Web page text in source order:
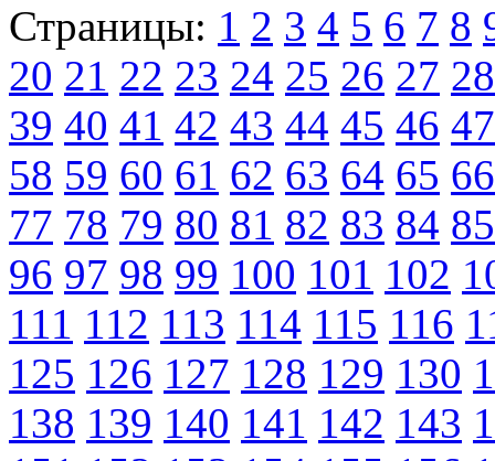
Страницы: 1 2 3 4 5 6 7 8
20 21 22 23 24 25 26 27 28
39 40 41 42 43 44 45 46 47
58 59 60 61 62 63 64 65 66
77 78 79 80 81 82 83 84 85
96 97 98 99 100 101 102
111 112 113 114 115 116
125 126 127 128 129 130
138 139 140 141 142 143